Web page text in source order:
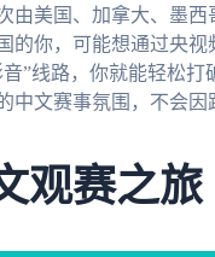
由美国、加拿大、墨
的你，可能想通过央
”线路，你就能轻松
中文赛事氛围，不会因
观赛之旅